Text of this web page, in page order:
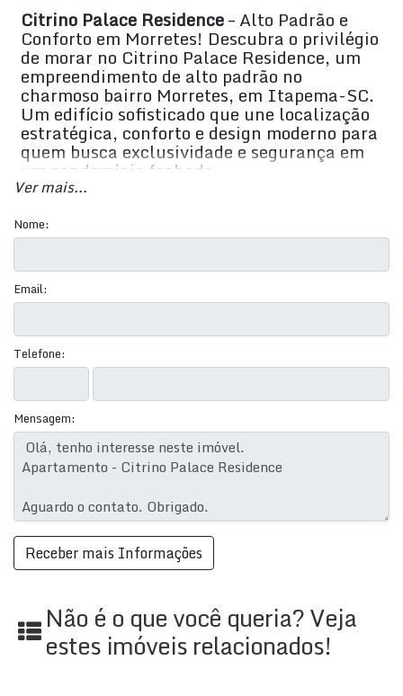
Citrino Palace Residence– Alto Padrão e
Conforto em Morretes! Descubra o privilégio
de morar no Citrino Palace Residence, um
empreendimento de alto padrão no
charmoso bairro Morretes, em Itapema-SC.
Um edifício sofisticado que une localização
estratégica, conforto e design moderno para
quem busca exclusividade e segurança em
um condomínio fechado.
Apartamentos com 2 suítes
2 quartos e 3 banheiros
1 vaga de garagem
Cozinha e área de serviço funcional
Aquecimento central
🏋️‍♂️Lazer completo:
Academia
Churrasqueira
Ver mais...
Nome:
Email:
Telefone:
Mensagem:
Não é o que você queria? Veja
estes imóveis relacionados!